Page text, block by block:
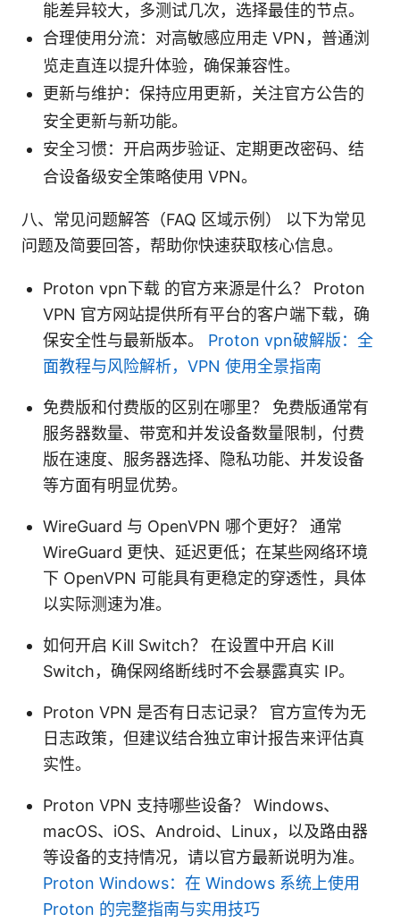
能差异较大，多测试几次，选择最佳的节点。
合理使用分流：对高敏感应用走 VPN，普通浏
览走直连以提升体验，确保兼容性。
更新与维护：保持应用更新，关注官方公告的
安全更新与新功能。
安全习惯：开启两步验证、定期更改密码、结
合设备级安全策略使用 VPN。
八、常见问题解答（FAQ 区域示例） 以下为常见
问题及简要回答，帮助你快速获取核心信息。
Proton vpn下载 的官方来源是什么？ Proton
VPN 官方网站提供所有平台的客户端下载，确
保安全性与最新版本。 Proton vpn破解版：全
面教程与风险解析，VPN 使用全景指南
免费版和付费版的区别在哪里？ 免费版通常有
服务器数量、带宽和并发设备数量限制，付费
版在速度、服务器选择、隐私功能、并发设备
等方面有明显优势。
WireGuard 与 OpenVPN 哪个更好？ 通常
WireGuard 更快、延迟更低；在某些网络环境
下 OpenVPN 可能具有更稳定的穿透性，具体
以实际测速为准。
如何开启 Kill Switch？ 在设置中开启 Kill
Switch，确保网络断线时不会暴露真实 IP。
Proton VPN 是否有日志记录？ 官方宣传为无
日志政策，但建议结合独立审计报告来评估真
实性。
Proton VPN 支持哪些设备？ Windows、
macOS、iOS、Android、Linux，以及路由器
等设备的支持情况，请以官方最新说明为准。
Proton Windows：在 Windows 系统上使用
Proton 的完整指南与实用技巧